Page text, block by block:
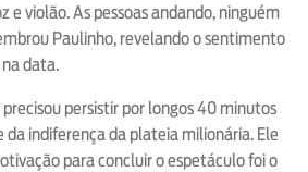
e violão. As pessoas andando, ninguém
Paulinho, revelando o sentimento
data.
persistir por longos 40 minutos
da indiferença da plateia milionária. Ele
para concluir o espetáculo foi o